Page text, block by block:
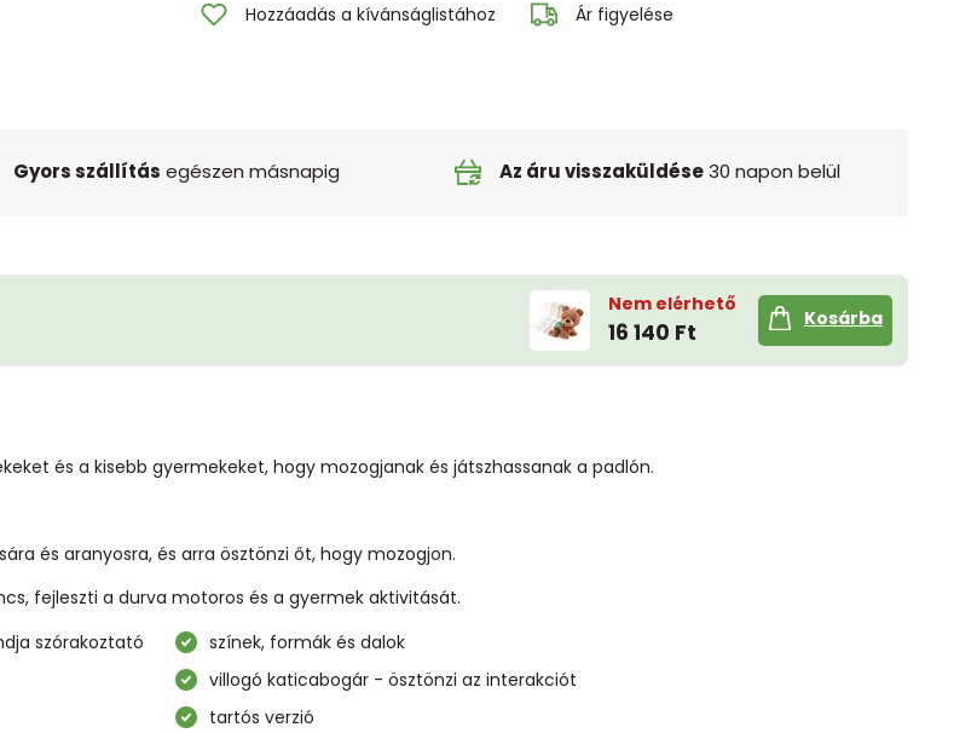
Hozzáadás a kívánságlistához Ár figyelése
Gyors szállítás egészen másnapig Az áru visszaküldése30 napon belül
Nem elérhető
16 140 Ft
Kosárba
és a kisebb gyermekeket, hogy mozogjanak és játszhassanak a padlón.
és aranyosra, és arra ösztönzi őt, hogy mozogjon.
fejleszti a durva motoros és a gyermek aktivitását.
szórakoztató
színek, formák és dalok
villogó katicabogár - ösztönzi az interakciót
tartós verzió